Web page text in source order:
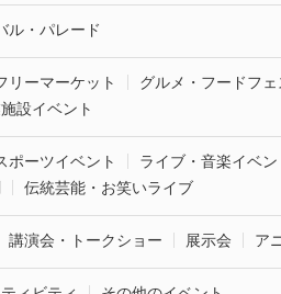
ル・パレード
リーマーケット
グルメ・フードフェ
設イベント
ポーツイベント
ライブ・音楽イベン
伝統芸能・お笑いライブ
講演会・トークショー 展示会 ア